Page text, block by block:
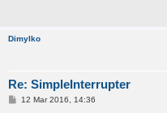
Dimylko
Re: SimpleInterrupter
P12 Mar 2016, 14:36